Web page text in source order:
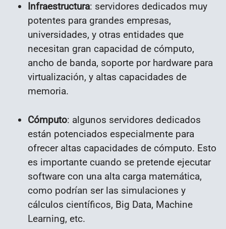
Infraestructura: servidores dedicados muy
potentes para grandes empresas,
universidades, y otras entidades que
necesitan gran capacidad de cómputo,
ancho de banda, soporte por hardware para
virtualización, y altas capacidades de
memoria.
Cómputo: algunos servidores dedicados
están potenciados especialmente para
ofrecer altas capacidades de cómputo. Esto
es importante cuando se pretende ejecutar
software con una alta carga matemática,
como podrían ser las simulaciones y
cálculos científicos, Big Data, Machine
Learning, etc.